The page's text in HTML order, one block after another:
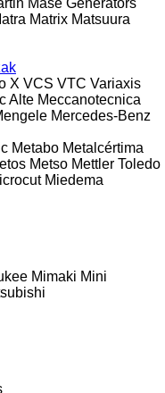
Matrix Matsuura
X VCS VTC Variaxis
Alte Meccanotecnica
Mercedes-Benz
Metabo Metalcértima
Metso Mettler Toledo
Miedema
Mimaki Mini